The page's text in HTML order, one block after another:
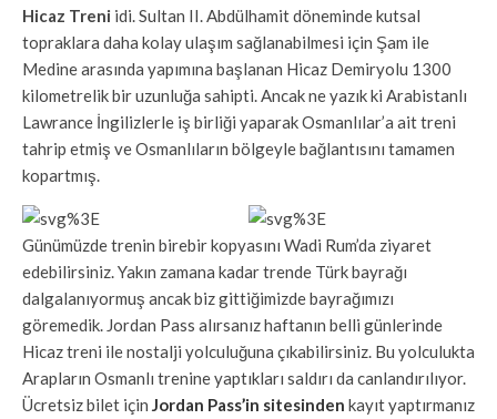
Hicaz Treni idi. Sultan II. Abdülhamit döneminde kutsal
topraklara daha kolay ulaşım sağlanabilmesi için Şam ile
Medine arasında yapımına başlanan Hicaz Demiryolu 1300
kilometrelik bir uzunluğa sahipti. Ancak ne yazık ki Arabistanlı
Lawrance İngilizlerle iş birliği yaparak Osmanlılar’a ait treni
tahrip etmiş ve Osmanlıların bölgeyle bağlantısını tamamen
kopartmış.
Günümüzde trenin birebir kopyasını Wadi Rum’da ziyaret
edebilirsiniz. Yakın zamana kadar trende Türk bayrağı
dalgalanıyormuş ancak biz gittiğimizde bayrağımızı
göremedik. Jordan Pass alırsanız haftanın belli günlerinde
Hicaz treni ile nostalji yolculuğuna çıkabilirsiniz. Bu yolculukta
Arapların Osmanlı trenine yaptıkları saldırı da canlandırılıyor.
Ücretsiz bilet için Jordan Pass’in sitesinden kayıt yaptırmanız